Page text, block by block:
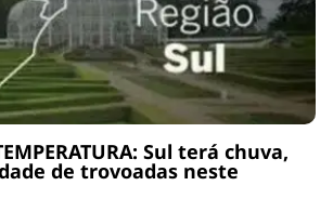
Sul terá chuva,
de trovoadas neste